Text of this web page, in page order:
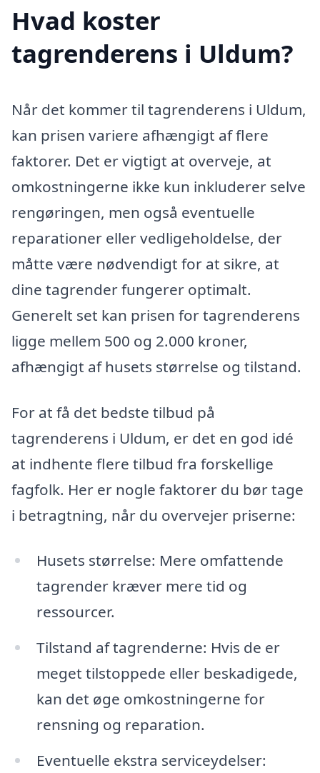
Hvad koster
tagrenderens i Uldum?
Når det kommer til tagrenderens i Uldum,
kan prisen variere afhængigt af flere
faktorer. Det er vigtigt at overveje, at
omkostningerne ikke kun inkluderer selve
rengøringen, men også eventuelle
reparationer eller vedligeholdelse, der
måtte være nødvendigt for at sikre, at
dine tagrender fungerer optimalt.
Generelt set kan prisen for tagrenderens
ligge mellem 500 og 2.000 kroner,
afhængigt af husets størrelse og tilstand.
For at få det bedste tilbud på
tagrenderens i Uldum, er det en god idé
at indhente flere tilbud fra forskellige
fagfolk. Her er nogle faktorer du bør tage
i betragtning, når du overvejer priserne:
Husets størrelse: Mere omfattende
tagrender kræver mere tid og
ressourcer.
Tilstand af tagrenderne: Hvis de er
meget tilstoppede eller beskadigede,
kan det øge omkostningerne for
rensning og reparation.
Eventuelle ekstra serviceydelser: